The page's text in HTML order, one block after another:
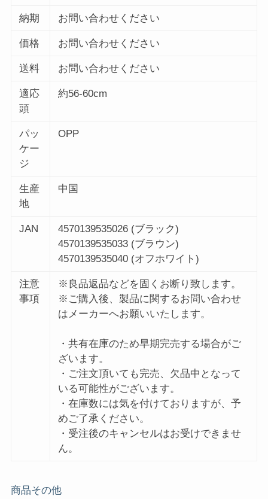
納期 お問い合わせください
価格 お問い合わせください
送料 お問い合わせください
適応
頭
約56-60cm
パッ
ケー
ジ
OPP
生産
地
中国
JAN
4570139535026 (ブラック)
4570139535033 (ブラウン)
4570139535040 (オフホワイト)
注意
事項
※良品返品などを固くお断り致します。
※ご購入後、製品に関するお問い合わせ
はメーカーへお願いいたします。
・共有在庫のため早期完売する場合がご
ざいます。
・ご注文頂いても完売、欠品中となって
いる可能性がございます。
・在庫数には気を付けておりますが、予
めご了承ください。
・受注後のキャンセルはお受けできませ
ん。
商品その他